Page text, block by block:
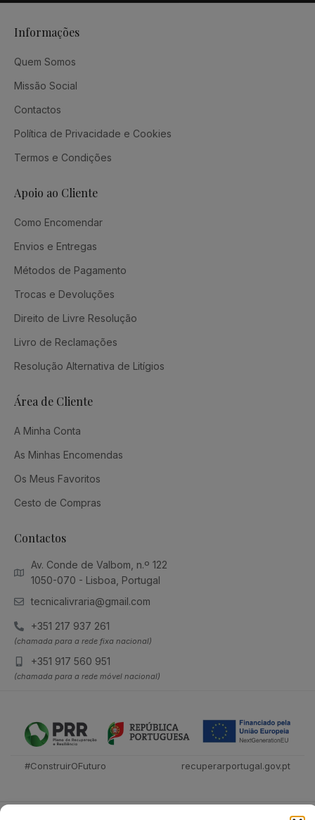
Informações
Quem Somos
Missão Social
Contactos
Política de Privacidade e Cookies
Termos e Condições
Apoio ao Cliente
Como Encomendar
Envios e Entregas
Métodos de Pagamento
Trocas e Devoluções
Direito de Livre Resolução
Livro de Reclamações
Resolução Alternativa de Litígios
Área de Cliente
A Minha Conta
As Minhas Encomendas
Os Meus Favoritos
Cesto de Compras
Contactos
Av. Conde de Valbom, n.º 122
1050-070 - Lisboa, Portugal
tecnicalivraria@gmail.com
+351 217 937 261
(chamada para a rede fixa nacional)
+351 917 560 951
(chamada para a rede móvel nacional)
#ConstruirOFuturo recuperarportugal.gov.pt